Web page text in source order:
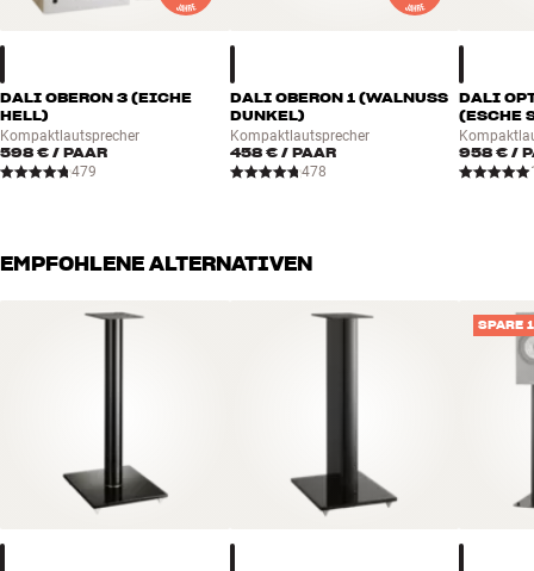
DALI OBERON 3 (EICHE
HELL)
Kompaktlautsprecher
598 € / PAAR
479
DALI OBERON 1 (WALNUSS
DUNKEL)
Kompaktlautsprecher
458 €/ PAAR
478
DALI
(ESCHE
958 € /
EMPFOHLENE ALTERNATIVEN
SPARE